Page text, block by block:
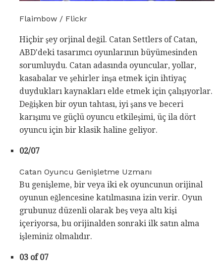
Flaimbow / Flickr
Hiçbir şey orjinal değil. Catan Settlers of Catan,
ABD'deki tasarımcı oyunlarının büyümesinden
sorumluydu. Catan adasında oyuncular, yollar,
kasabalar ve şehirler inşa etmek için ihtiyaç
duydukları kaynakları elde etmek için çalışıyorlar.
Değişken bir oyun tahtası, iyi şans ve beceri
karışımı ve güçlü oyuncu etkileşimi, üç ila dört
oyuncu için bir klasik haline geliyor.
02/07
Catan Oyuncu Genişletme Uzmanı
Bu genişleme, bir veya iki ek oyuncunun orijinal
oyunun eğlencesine katılmasına izin verir. Oyun
grubunuz düzenli olarak beş veya altı kişi
içeriyorsa, bu orijinalden sonraki ilk satın alma
işleminiz olmalıdır.
03 of 07